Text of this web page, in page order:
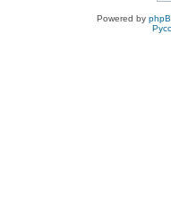
Powered by